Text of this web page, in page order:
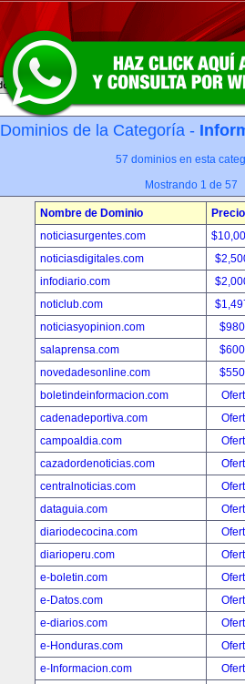
Dominios de la Categoría -
57 dominios en esta
Mostrando 1 de 57
Nombre de Dominio
Precio
noticiasurgentes.com
noticiasdigitales.com
infodiario.com
noticlub.com
noticiasyopinion.com
salaprensa.com
novedadesonline.com
boletindeinformacion.com
cadenadeportiva.com
campoaldia.com
cazadordenoticias.com
centralnoticias.com
dataguia.com
diariodecocina.com
diarioperu.com
e-boletin.com
e-Datos.com
e-diarios.com
e-Honduras.com
e-Informacion.com